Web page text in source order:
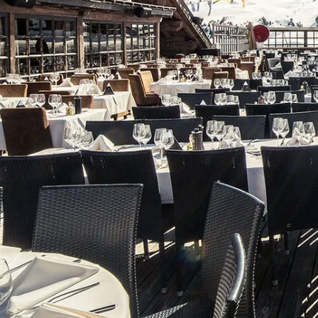
ACCUEIL
HÔTEL
RESTAURANTS & BARS
BOUTIQUES
RECRUTEMENT
PRESSE